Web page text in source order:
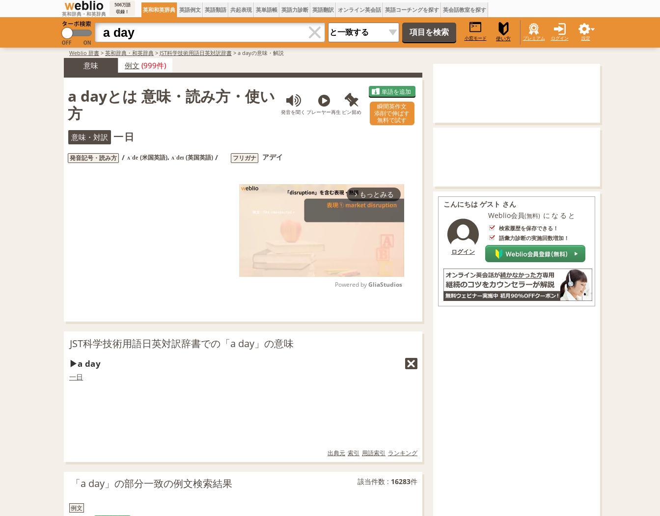
英和辞典・和英辞典
506万語
収録！
英和和英辞典 英語例文 英語類語 共起表現 英単語帳 英語力診断 英語翻訳 オンライン英会話 英語コーチングを探す 英会話教室を探す
小窓モード 使い方 プレミアム ログイン 設定
Weblio 辞書 > 英和辞典・和英辞典 > JST科学技術用語日英対訳辞書 > a dayの意味・解説
意味 例文 (999件)
a dayとは 意味・読み方・使い
方
発音を聞く プレーヤー再生 ピン留め
単語を追加
瞬間英作文
添削で伸ばす
無料で試す
意味・対訳 一日
発音記号・読み方 / ʌˈde (米国英語), ʌˈdeɪ (英国英語) / フリガナ アデイ
arrow_forward_ios もっとみる
Powered by GliaStudios
JST科学技術用語日英対訳辞書での「a day」の意味
a day
一日
出典元 索引 用語索引 ランキング
「a day」の部分一致の例文検索結果 該当件数 : 16283件
例文
こんにちは ゲスト さん
ログイン
Weblio会員(無料) になると
検索履歴を保存できる！
語彙力診断の実施回数増加！